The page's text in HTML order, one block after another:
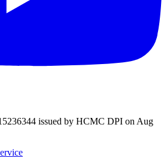
issued by HCMC DPI on Aug